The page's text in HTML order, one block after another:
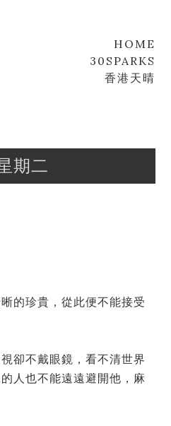
HOME
30SPARKS
香港天晴
期二
的珍貴，從此便不能接受
卻不戴眼鏡，看不清世界
人也不能遠遠避開他，麻